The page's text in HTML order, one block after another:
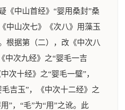
《中山首经》“婴用桑封”桑
中山次七》《次八》用藻玉
根据第（二），改《中次八
中次九经》之“婴毛一吉
次十经》之“婴毛一璧”，
毛吉玉”，《中次十二经》之
”，“毛”为“用”之讹。此